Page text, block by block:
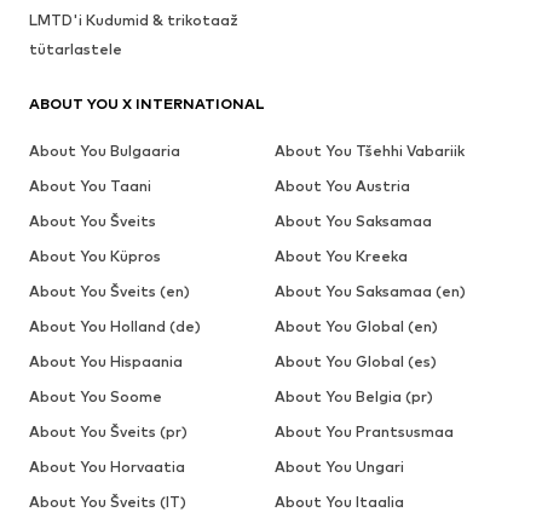
LMTD'i Kudumid & trikotaaž
tütarlastele
ABOUT YOU X INTERNATIONAL
About You Bulgaaria
About You Tšehhi Vabariik
About You Taani
About You Austria
About You Šveits
About You Saksamaa
About You Küpros
About You Kreeka
About You Šveits (en)
About You Saksamaa (en)
About You Holland (de)
About You Global (en)
About You Hispaania
About You Global (es)
About You Soome
About You Belgia (pr)
About You Šveits (pr)
About You Prantsusmaa
About You Horvaatia
About You Ungari
About You Šveits (IT)
About You Itaalia